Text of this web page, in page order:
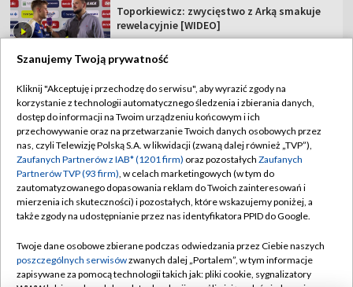
Toporkiewicz: zwycięstwo z Arką smakuje
rewelacyjnie [WIDEO]
TVP
Abonament TVP
Sklep TVP
Biuro Reklamy
Oferta Handlowa
Emisja w TVP
Regulamin TVP
Polityka prywatności
Moje zgody
Biuro reklamy
Szanujemy Twoją prywatność
Kliknij "Akceptuję i przechodzę do serwisu", aby wyrazić zgody na
korzystanie z technologii automatycznego śledzenia i zbierania danych,
dostęp do informacji na Twoim urządzeniu końcowym i ich
przechowywanie oraz na przetwarzanie Twoich danych osobowych przez
nas, czyli Telewizję Polską S.A. w likwidacji (zwaną dalej również „TVP”),
Zaufanych Partnerów z IAB* (1201 firm) oraz pozostałych Zaufanych
Partnerów TVP (93 firm), w celach marketingowych (w tym do
zautomatyzowanego dopasowania reklam do Twoich zainteresowań i
mierzenia ich skuteczności) i pozostałych, które wskazujemy poniżej, a
także zgody na udostępnianie przez nas identyfikatora PPID do Google.
Twoje dane osobowe zbierane podczas odwiedzania przez Ciebie naszych
poszczególnych serwisówzwanych dalej „Portalem”, w tym informacje
zapisywane za pomocą technologii takich jak: pliki cookie, sygnalizatory